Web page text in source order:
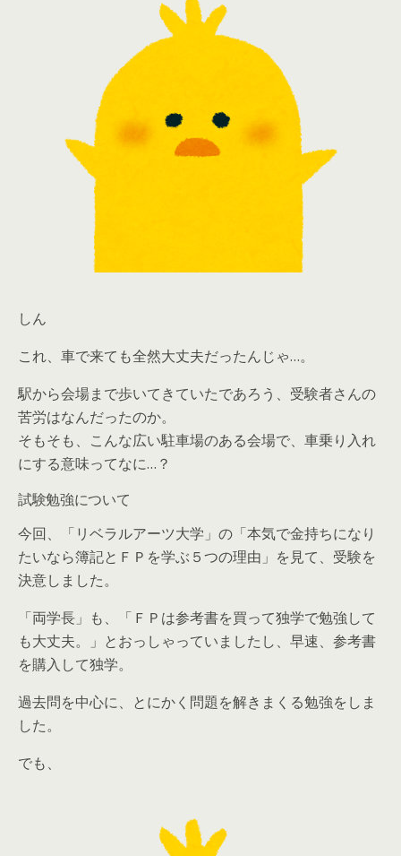
しん
これ、車で来ても全然大丈夫だったんじゃ…。
駅から会場まで歩いてきていたであろう、受験者さんの
苦労はなんだったのか。
そもそも、こんな広い駐車場のある会場で、車乗り入れ
にする意味ってなに…？
試験勉強について
今回、「リベラルアーツ大学」の「本気で金持ちになり
たいなら簿記とＦＰを学ぶ５つの理由」を見て、受験を
決意しました。
「両学長」も、「ＦＰは参考書を買って独学で勉強して
も大丈夫。」とおっしゃっていましたし、早速、参考書
を購入して独学。
過去問を中心に、とにかく問題を解きまくる勉強をしま
した。
でも、